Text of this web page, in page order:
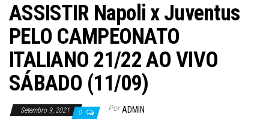
ASSISTIR Napoli x Juventus
PELO CAMPEONATO
ITALIANO 21/22 AO VIVO
SÁBADO (11/09)
Setembro 9, 2021 0 Por ADMIN